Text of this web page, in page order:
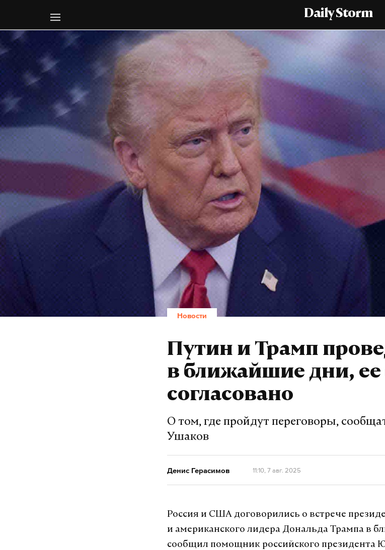
Daily Storm
Новости
Путин и Трамп
в ближайшие дни, ее
согласовано
О том, где пройдут переговоры,
Ушаков
Денис Герасимов 11:10, 7 авг. 2025
Россия и США договорились о встрече
и американского лидера Дональда Трампа в
сообщил помощник российского президента